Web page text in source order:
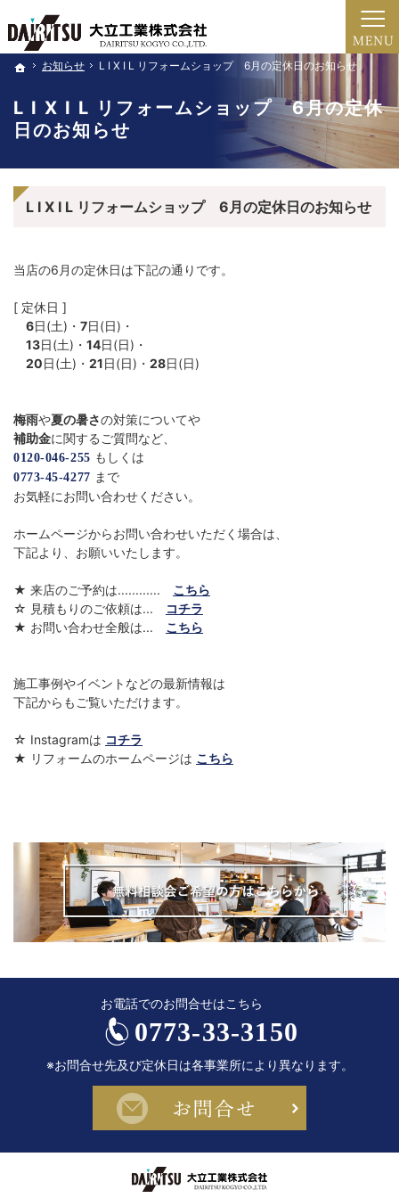
ホーム
お知らせ L I X I L リフォームショップ 6月の定休日のお知らせ
L I X I L リフォームショップ 6月の定休
日のお知らせ
新築・注文住宅・家のリフォーム・土地売買（北近畿・福知山・綾部・舞鶴）の工務店な
新築・注文住宅・リフォーム（京都・福知山市・綾部・舞鶴）の工務店
L I X I L リフォームショップ 6月の定休日のお知らせ
当店の6月の定休日は下記の通りです。
[ 定休日 ]
6日(土)・ 7日(日)・
13日(土)・ 14日(日)・
20日(土)・ 21日(日)・ 28日(日)
梅雨や夏の暑さの対策についてや
補助金に関するご質問など、
0120-046-255 もしくは
0773-45-4277 まで
お気軽にお問い合わせください。
ホームページからお問い合わせいただく場合は、
下記より、お願いいたします。
★ 来店のご予約は............ こちら
☆ 見積もりのご依頼は...
コチラ
★ お問い合わせ全般は... こちら
施工事例やイベントなどの最新情報は
下記からもご覧いただけます。
☆ Instagramは コチラ
★ リフォームのホームページは こちら
ホーム
お知らせ L I X I L リフォームショップ 6月の定休日のお知らせ
お電話でのお問合せはこちら
0773-33-3150
※お問合せ先及び定休日は各事業所により異なります。